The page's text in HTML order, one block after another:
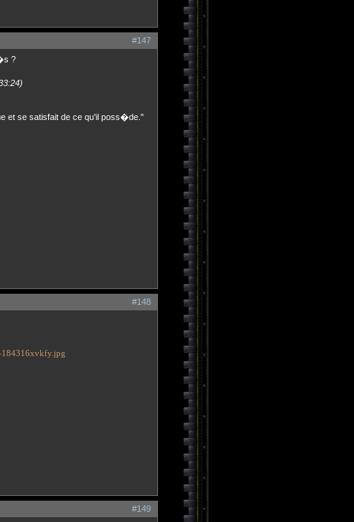
#147
?
et se satisfait de ce qu'il poss�de."
#148
#149